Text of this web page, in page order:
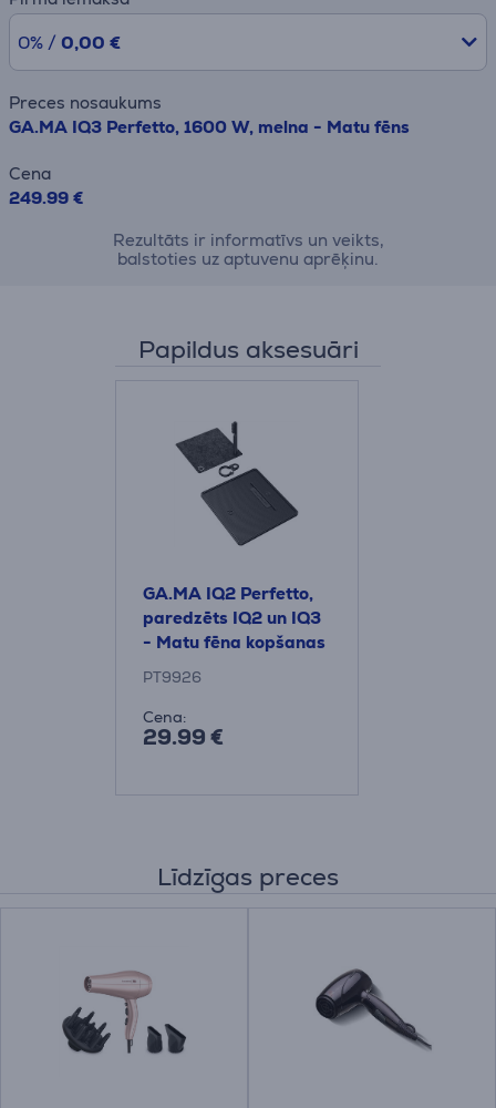
0% / 0,00 €
Preces nosaukums
GA.MA IQ3 Perfetto, 1600 W, melna - Matu fēns
Cena
249.99 €
Rezultāts ir informatīvs un veikts,
balstoties uz aptuvenu aprēķinu.
Papildus aksesuāri
GA.MA IQ2 Perfetto,
paredzēts IQ2 un IQ3
- Matu fēna kopšanas
komplekts
PT9926
Cena:
29.99 €
Līdzīgas preces